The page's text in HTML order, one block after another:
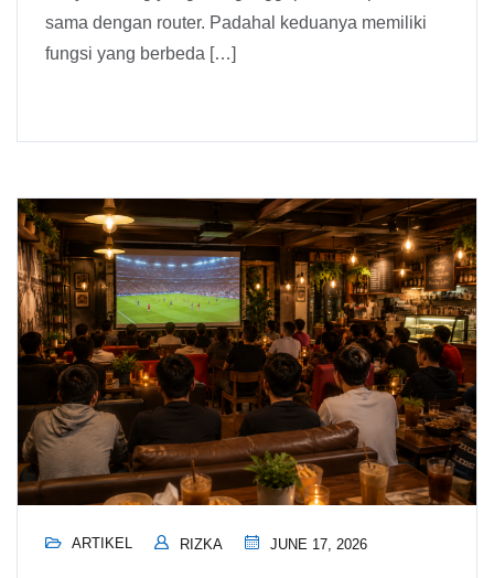
sama dengan router. Padahal keduanya memiliki
fungsi yang berbeda […]
ARTIKEL RIZKA JUNE 17, 2026